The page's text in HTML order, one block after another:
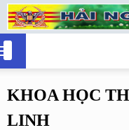
KHOA HỌC
LINH